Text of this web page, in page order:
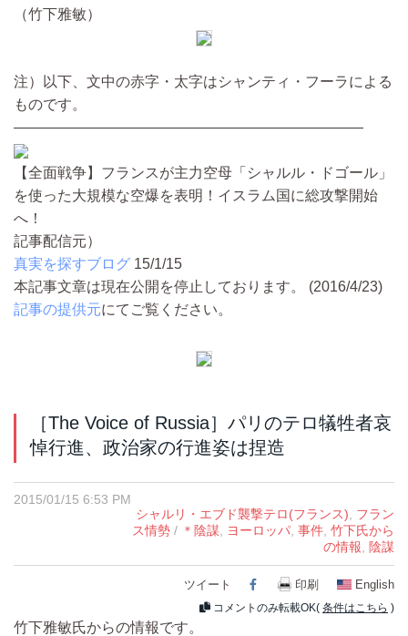
（竹下雅敏）
注）以下、文中の赤字・太字はシャンティ・フーラによる
ものです。
――――――――――――――――――――――――
【全面戦争】フランスが主力空母「シャルル・ドゴール」
を使った大規模な空爆を表明！イスラム国に総攻撃開始
へ！
記事配信元）
真実を探すブログ 15/1/15
本記事文章は現在公開を停止しております。 (2016/4/23)
記事の提供元にてご覧ください。
［The Voice of Russia］パリのテロ犠牲者哀
悼行進、政治家の行進姿は捏造
2015/01/15 6:53 PM
シャルリ・エブド襲撃テロ(フランス)
フラン
ス情勢 / ＊陰謀 ヨーロッパ 事件 竹下氏から
の情報
陰謀
ツイート Facebook
印刷 English
コメントのみ転載OK( 条件はこちら )
竹下雅敏氏からの情報です。